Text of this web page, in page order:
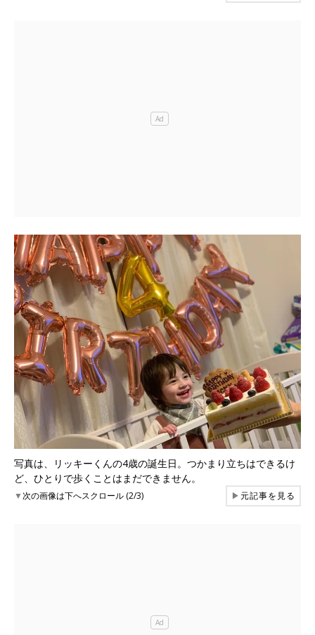
写真は、リッキーくんの4歳の誕生日。つかまり立ちはできるけ
ど、ひとりで歩くことはまだできません。
▼次の画像は下へスクロール (2/3) ▶元記事を見る